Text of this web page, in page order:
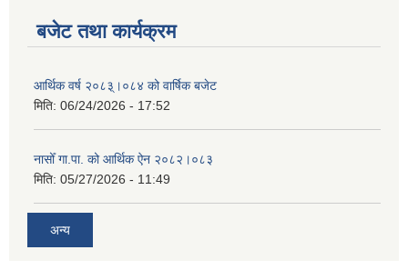
बजेट तथा कार्यक्रम
आर्थिक वर्ष २०८३्।०८४ को वार्षिक बजेट
मिति: 06/24/2026 - 17:52
नासोँ गा.पा. को आर्थिक ऐन २०८२।०८३
मिति: 05/27/2026 - 11:49
अन्य